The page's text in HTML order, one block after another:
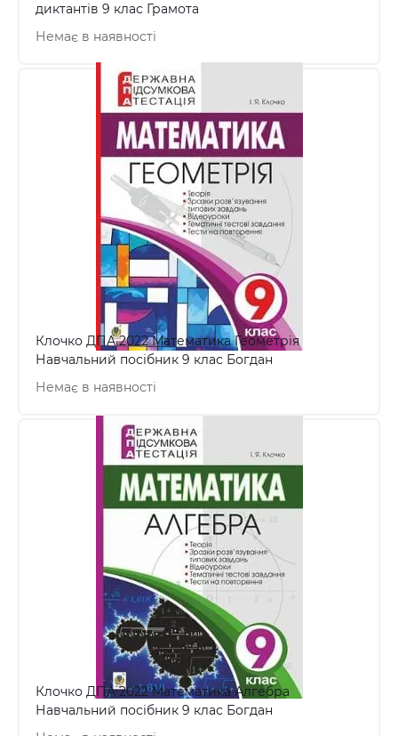
диктантів 9 клас Грамота
Немає в наявності
Клочко ДПА 2022 Математика Геометрія
Навчальний посібник 9 клас Богдан
Немає в наявності
Клочко ДПА 2022 Математика Алгебра
Навчальний посібник 9 клас Богдан